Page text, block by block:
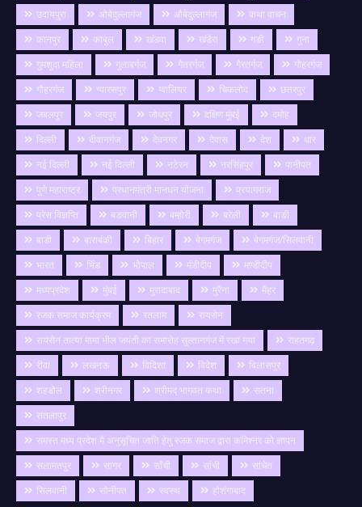
उदायपुरा
ओबेदुल्लागंज औबेदुल्लागंज
कथा वाचन
कानपुर
काबुल खंडवा खंडेरा गङी
गुना
गुमशुदा महिला
गुलाबगंज गैतरगंज गैरतगंज
गोहरगंज
गौहरगंज
ग्यारसपुर ग्वालियर चिकलोद
छतरपुर
जबलपुर
जयपुर जोधपुर दक्षिण मुंबई
दमोह
दिल्ली
दीवानगंज देवनगर देवास देश
धार
नई दिल्ली
नई दिल्ली नटेरन नरसिंहपुर
पानीपत
पुणे महाराष्ट्र
प्रधानमंत्री मानधन योजना
प्रयागराज
प्रेस विज्ञप्ति
बङवानी बम्होरी बरेली
बाङी
बाडी
बाराबंकी बिहार बेगमगंज
बेगमगंज/सिलवानी
भारत
भिंड भोपाल मंडीदीप
मण्डीदीप
मध्यप्रदेश
मुंबई मुरादाबाद मुरैना
मैहर
रजक समाज कार्यक्रम
रतलाम
रायसेन
रायसेन तात्या मामा भील जयंती का समारोह सुल्तानगंज में रखा गया
राहतगढ़
रीवा
लखनऊ विदिशा विदेश
विलासपुर
शहडोल
श्रीनगर श्रीमद् भागवत कथा
सतना
सतलापुर
समस्त मध्य प्रदेश मै अनुसूचित जाति हेतु रजक समाज द्वारा कमिश्नर को ज्ञापन
सलामतपुर
सागर साँची सांची
सांचेत
सिलवानी
सोनीपत स्वस्थ होशंगाबाद